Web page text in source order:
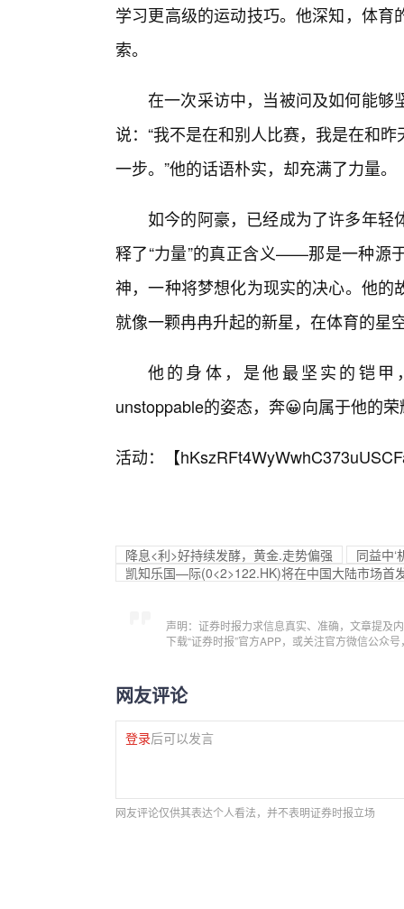
学习更高级的运动技巧。他深知，体
索。
在一次采访中，当被问及如何能够
说：“我不是在和别人比赛，我是在和
一步。”他的话语朴实，却充满了力量。
如今的阿豪，已经成为了许多年轻
释了“力量”的真正含义——那是一种源
神，一种将梦想化为现实的决心。他
就像一颗冉冉升起的新星，在体育的星
他的身体，是他最坚实的铠
unstoppable的姿态，奔😀向属于他的
活动：【
降息<利>好持续发酵，黄金.走势偏强
同益中‘
凯知乐国—际(0<2>122.HK)将在中国大陆市场首
声明：证券时报力求信息真实、准确，文章提及
下载“证券时报”官方APP，或关注官方微信公众
网友评论
登录后可以发言
网友评论仅供其表达个人看法，并不表明证券时报立场